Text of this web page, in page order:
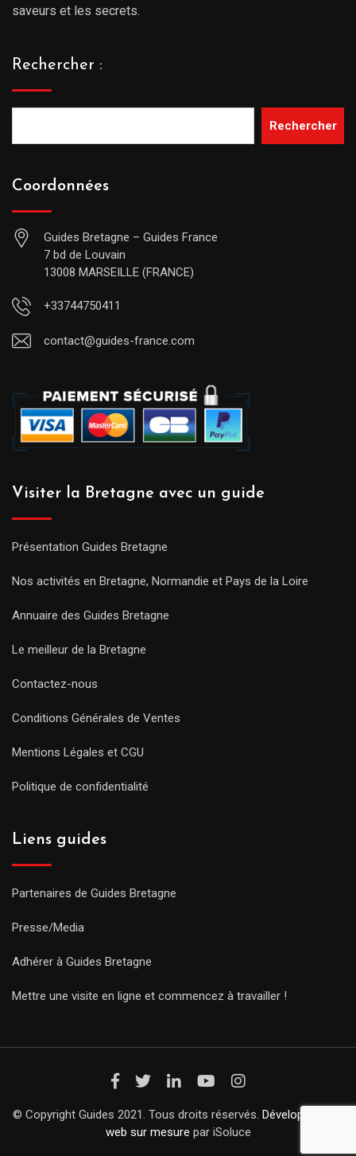
saveurs et les secrets.
Rechercher :
Rechercher
Coordonnées
Guides Bretagne – Guides France
7 bd de Louvain
13008 MARSEILLE (FRANCE)
+33744750411
contact@guides-france.com
Visiter la Bretagne avec un guide
Présentation Guides Bretagne
Nos activités en Bretagne, Normandie et Pays de la Loire
Annuaire des Guides Bretagne
Le meilleur de la Bretagne
Contactez-nous
Conditions Générales de Ventes
Mentions Légales et CGU
Politique de confidentialité
Liens guides
Partenaires de Guides Bretagne
Presse/Media
Adhérer à Guides Bretagne
Mettre une visite en ligne et commencez à travailler !
© Copyright Guides 2021. Tous droits réservés. Développement
web sur mesure par iSoluce